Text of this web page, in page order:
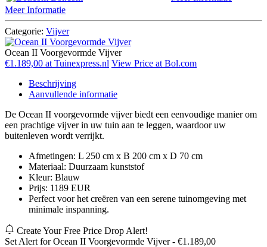
Meer Informatie
Categorie: Vijver
Ocean II Voorgevormde Vijver
€1.189,00 at Tuinexpress.nl View Price at Bol.com
Beschrijving
Aanvullende informatie
De Ocean II voorgevormde vijver biedt een eenvoudige manier om
een prachtige vijver in uw tuin aan te leggen, waardoor uw
buitenleven wordt verrijkt.
Afmetingen: L 250 cm x B 200 cm x D 70 cm
Materiaal: Duurzaam kunststof
Kleur: Blauw
Prijs: 1189 EUR
Perfect voor het creëren van een serene tuinomgeving met
minimale inspanning.
Create Your Free Price Drop Alert!
Set Alert for Ocean II Voorgevormde Vijver - €1.189,00